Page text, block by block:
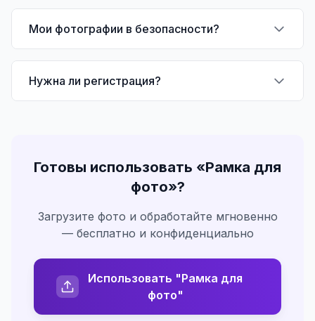
Мои фотографии в безопасности?
Нужна ли регистрация?
Готовы использовать «Рамка для
фото»?
Загрузите фото и обработайте мгновенно
— бесплатно и конфиденциально
Использовать "Рамка для
фото"